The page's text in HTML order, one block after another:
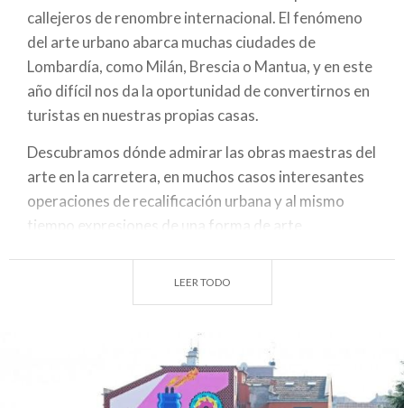
callejeros de renombre internacional. El fenómeno
del arte urbano abarca muchas ciudades de
Lombardía, como Milán, Brescia o Mantua, y en este
año difícil nos da la oportunidad de convertirnos en
turistas en nuestras propias casas.
Descubramos dónde admirar las obras maestras del
arte en la carretera, en muchos casos interesantes
operaciones de recalificación urbana y al mismo
tiempo expresiones de una forma de arte
¿Grafitis metropolitanos o arte en la ciudad?
El arte callejero engloba todas las manifestaciones
artísticas que tienen lugar en los espacios públicos.
LEER TODO